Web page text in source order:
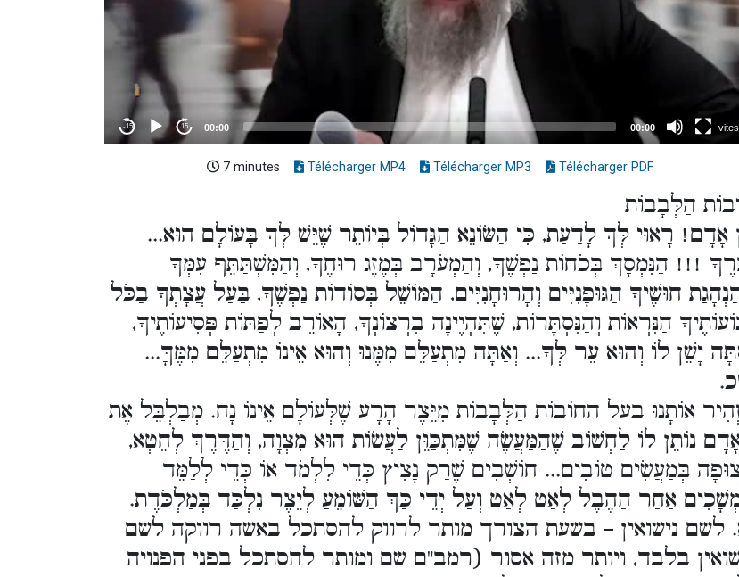
7 minutes Télécharger MP4 Télécharger MP3 Télécharger PDF
הַלְּבָבוֹת
אָדָם! רָאוּי לְּךָ לָדַעַת, כִּי הַשּׂוֹנֵא הַגָּדוֹל בְּיוֹתֵר שֶׁיֵּשׁ לְּךָ בָּעוֹלָם הוּא...
!!! הַנִּמְסָךְ בְּכֹחוֹת נַפְשֶׁךָ, וְהַמְעֹרָב בְּמֶזֶג רוּחֶךָ, וְהַמִּשְׁתַּתֵּף עִמְּךָ
חוּשֶׁיךָ הַגּוּפָנִיִּים וְהָרוּחָנִיִּים, הַמּוֹשֵׁל בְּסוֹדוֹת נַפְשֶׁךָ, בַּעַל עֲצָתְךָ בַכֹּל
הַנִּרְאוֹת וְהַנִּסְתָּרוֹת, שֶׁתִּהְיֶינָה בִרְצוֹנְךָ, הָאוֹרֵב לְפַתּוֹת פְּסִיעוֹתֶיךָ,
יָשֵׁן לוֹ וְהוּא עֵר לְּךָ... וְאַתָּה מִתְעַלֵּם מִמֶּנוּ וְהוּא אֵינוֹ מִתְעַלֵּם מִמֶּךָּ...
אוֹתָנוּ בעל החוֹבוֹת הַלְּבָבוֹת מִיֵּצֶר הָרָע שֶׁלְּעוֹלָם אֵינוֹ נָח. מְבַלְבֵּל אֶת
נוֹתֵן לוֹ לַחְשׁוֹב שֶׁהַמַּעֲשֶׂה שֶׁמִּתְכַּוֵּן לַעֲשׂוֹת הוּא מִצְוָה, וְהַדֶּרֶךְ לְחֵטְא,
בְּמַעֲשִׂים טוֹבִים... חוֹשְׁבִים שֶׁרַק נָצִיץ כְּדֵי לִלְמֹד אוֹ כְּדֵי לְלַמֵּד
אַחַר הַהֶבֶל לְאַט לְאַט וְעַל יְדֵי כַּךְ הַשּׁוֹמֵעַ לְיֵצֶר נִלְכַּד בְּמַלְכֹּדֶת.
לשם נישואין – בשעת הצורך מותר לרווק להסתכל באשה רווקה לשם
בלבד, ויותר מזה אסור (רמב"ם שם ומותר להסתכל בפני הפנויה